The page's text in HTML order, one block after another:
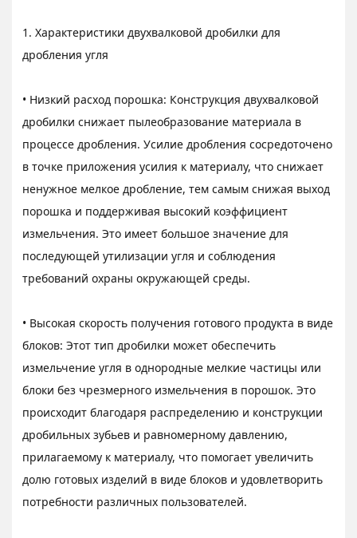
1. Характеристики двухвалковой дробилки для
дробления угля
• Низкий расход порошка: Конструкция двухвалковой
дробилки снижает пылеобразование материала в
процессе дробления. Усилие дробления сосредоточено
в точке приложения усилия к материалу, что снижает
ненужное мелкое дробление, тем самым снижая выход
порошка и поддерживая высокий коэффициент
измельчения. Это имеет большое значение для
последующей утилизации угля и соблюдения
требований охраны окружающей среды.
• Высокая скорость получения готового продукта в виде
блоков: Этот тип дробилки может обеспечить
измельчение угля в однородные мелкие частицы или
блоки без чрезмерного измельчения в порошок. Это
происходит благодаря распределению и конструкции
дробильных зубьев и равномерному давлению,
прилагаемому к материалу, что помогает увеличить
долю готовых изделий в виде блоков и удовлетворить
потребности различных пользователей.